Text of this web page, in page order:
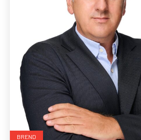
BREND